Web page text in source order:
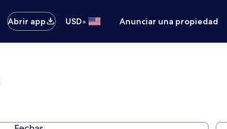
Abrir app
USD• Anunciar una propiedad